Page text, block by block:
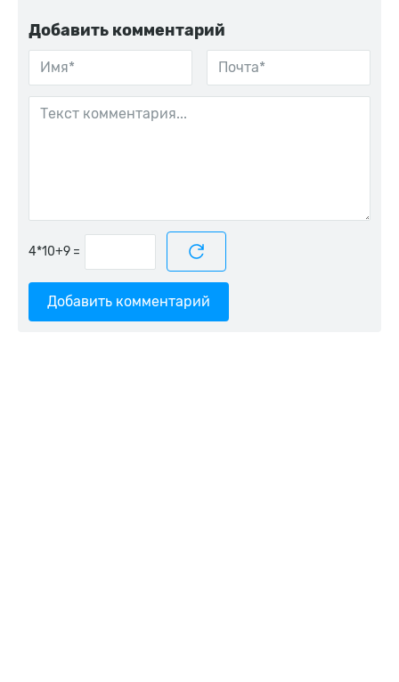
Добавить комментарий
=
Добавить комментарий